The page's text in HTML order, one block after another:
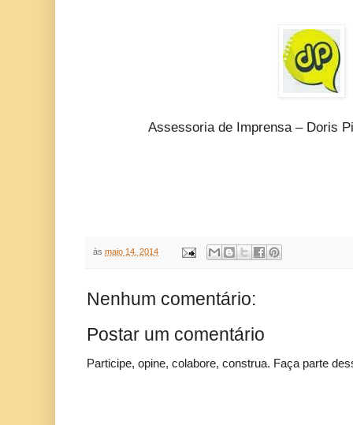
Assessoria de Imprensa – Doris
às maio 14, 2014
Nenhum comentário:
Postar um comentário
Participe, opine, colabore, construa. Faça parte